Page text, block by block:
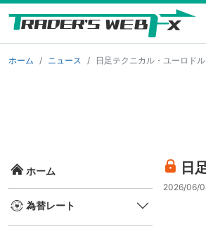
ホーム ニュース 日足テクニカル・ユーロド
ホーム
為替レート
日
2026/06/